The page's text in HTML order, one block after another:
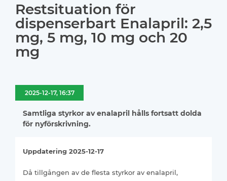
Restsituation för
dispenserbart Enalapril: 2,5
mg, 5 mg, 10 mg och 20
mg
2025-12-17, 16:37
Samtliga styrkor av enalapril hålls fortsatt dolda
för nyförskrivning.
Uppdatering 2025-12-17
Då tillgången av de flesta styrkor av enalapril,